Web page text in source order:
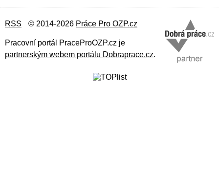
RSS © 2014-2026 Práce Pro OZP.cz
Pracovní portál PraceProOZP.cz je
partnerským webem portálu Dobraprace.cz.